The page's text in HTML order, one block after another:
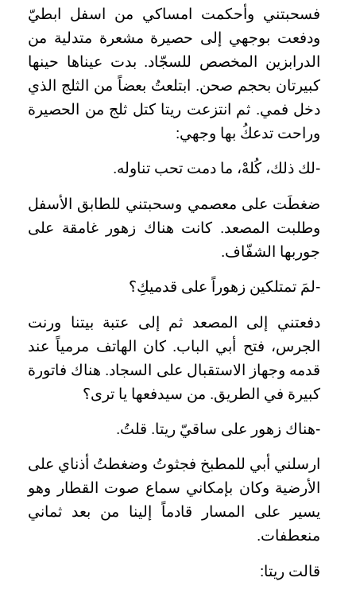
فسحبتني وأحكمت امساكي من اسفل ابطيّ
ودفعت بوجهي إلى حصيرة مشعرة متدلية من
الدرابزين المخصص للسجّاد. بدت عيناها حينها
كبيرتان بحجم صحن. ابتلعتُ بعضاً من الثلج الذي
دخل فمي. ثم انتزعت ريتا كتل ثلج من الحصيرة
وراحت تدعكُ بها وجهي:
-لك ذلك، كُلهْ، ما دمت تحب تناوله.
ضغطَت على معصمي وسحبتني للطابق الأسفل
وطلبت المصعد. كانت هناك زهور غامقة على
جوربها الشفّاف.
-لمَ تمتلكين زهوراً على قدميكِ؟
دفعتني إلى المصعد ثم إلى عتبة بيتنا ورنت
الجرس، فتح أبي الباب. كان الهاتف مرمياً عند
قدمه وجهاز الاستقبال على السجاد. هناك فاتورة
كبيرة في الطريق. من سيدفعها يا ترى؟
-هناك زهور على ساقيّ ريتا. قلتُ.
ارسلني أبي للمطبخ فجثوتُ وضغطتُ أذناي على
الأرضية وكان بإمكاني سماع صوت القطار وهو
يسير على المسار قادماً إلينا من بعد ثماني
منعطفات.
قالت ريتا: